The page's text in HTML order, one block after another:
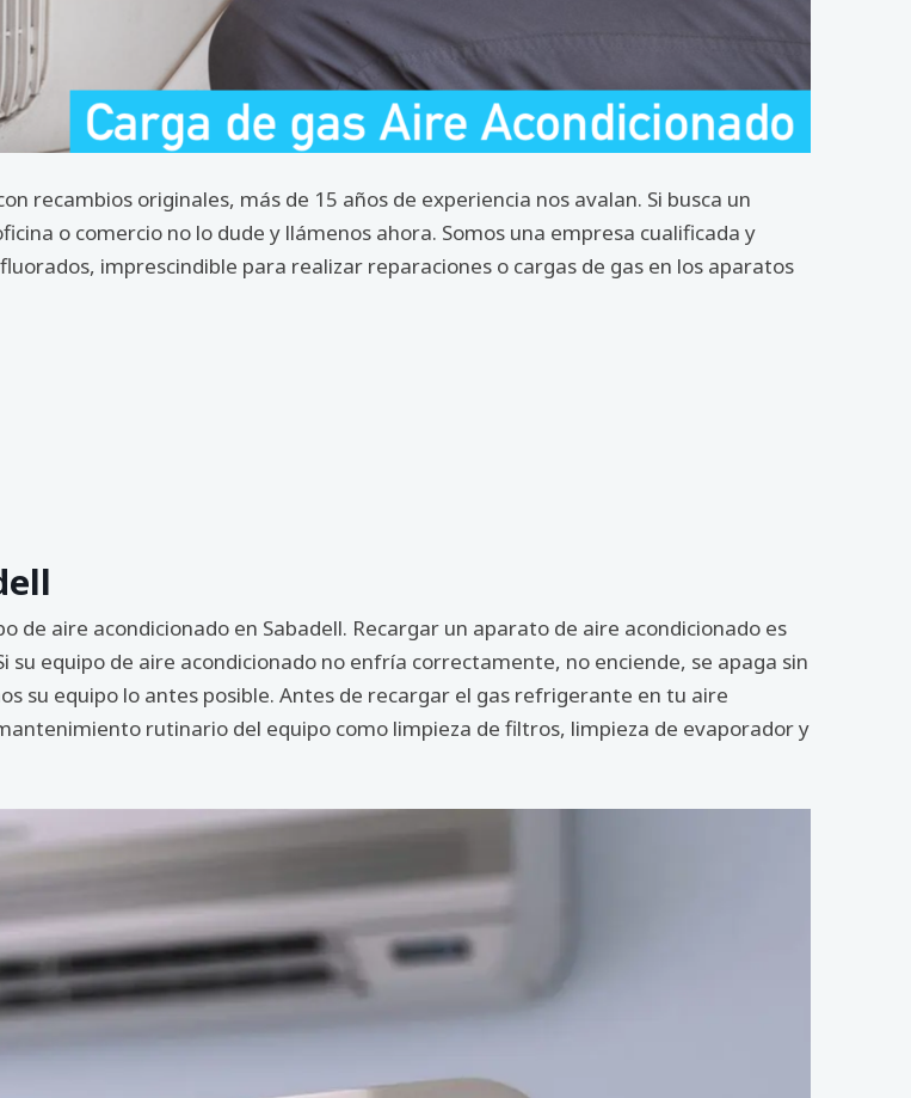
recambios originales, más de 15 años de experiencia nos avalan. Si busca un
o comercio no lo dude y llámenos ahora. Somos una empresa cualificada y
imprescindible para realizar reparaciones o cargas de gas en los aparatos
de aire acondicionado en Sabadell. Recargar un aparato de aire acondicionado es
equipo de aire acondicionado no enfría correctamente, no enciende, se apaga sin
su equipo lo antes posible. Antes de recargar el gas refrigerante en tu aire
rutinario del equipo como limpieza de filtros, limpieza de evaporador y